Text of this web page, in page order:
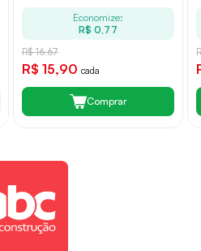
Economize:
R$ 0,77
R$ 16,67
R$ 15,90 cada
Comprar